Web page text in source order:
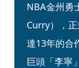
NBA金州勇
Curry），
達13年的合
巨頭「李寧